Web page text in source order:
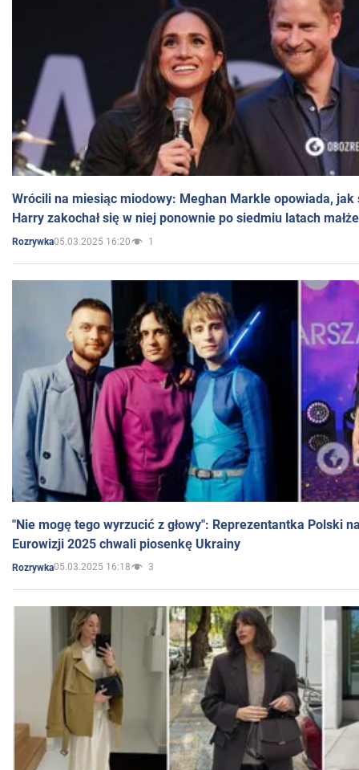
Wrócili na miesiąc miodowy: Meghan Markle opowiada, jak
Harry zakochał się w niej ponownie po siedmiu latach
Rozrywka05.03.2025 16:20 1
"Nie mogę tego wyrzucić z głowy": Reprezentantka Polski
Eurowizji 2025 chwali piosenkę Ukrainy
Rozrywka05.03.2025 16:18 3